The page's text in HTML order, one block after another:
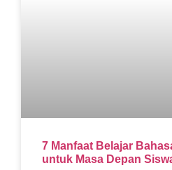
7 Manfaat Belajar
untuk Masa Depan